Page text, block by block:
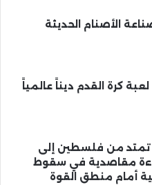
الأصنام الحديثة
كرة القدم ديناً عالمياً
تمتد من فلسطين إلى
مقاصدية في سقوط
أمام منطق القوة